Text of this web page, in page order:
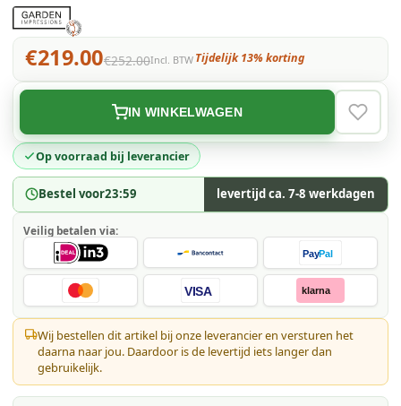
€219.00€252.00Incl. BTW Tijdelijk 13% korting
Op voorraad bij leverancier
Bestel voor23:59 levertijd ca. 7-8 werkdagen
IN WINKELWAGEN
Veilig betalen via:
PayPal
VISA klarna
Wij bestellen dit artikel bij onze leverancier en versturen het
daarna naar jou. Daardoor is de levertijd iets langer dan
gebruikelijk.